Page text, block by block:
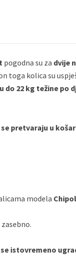
pogodna su za dvije
toga kolica su
do 22 kg težine po
pretvaraju u
modela
istovremeno